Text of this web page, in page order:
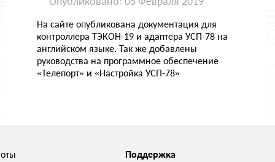
На сайте опубликована документация для
контроллера ТЭКОН-19 и адаптера УСП-78 на
английском языке. Так же добавлены
руководства на программное обеспечение
«Телепорт» и «Настройка УСП-78»
Поддержка